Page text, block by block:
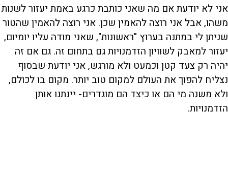
אני לא יודעת אם מה שאני כותבת כרגע באמת יעזור לשנות
משהו, אבל אני רוצה להאמין שכן. אני רוצה להאמין שהטור
שניתן לי במתנה בערוץ "ראשונות", שאני מודה עליו יומיום,
יעזור למאבק לשוויון הזדמנויות גם בתחום זה. גם אם זה
יהיה רק צעד קטן וכמעט ולא מורגש, אני יודעת שבסוף
נצליח להפוך את העולם למקום טוב יותר. מקום בו לכולם,
ולא משנה מי הם או כיצד הם מוגדרים- יינתנו אותן
הזדמנויות.